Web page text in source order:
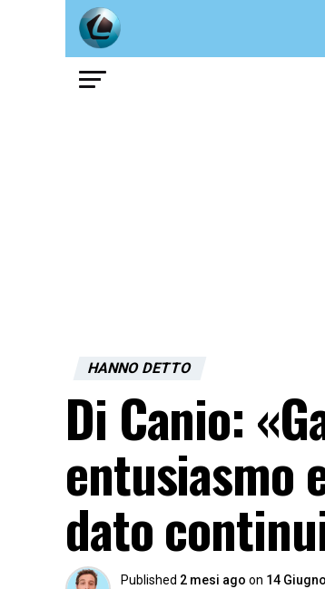
HANNO DETTO
Di Canio:
entusiasmo
dato
Published 2 mesi ago on 14